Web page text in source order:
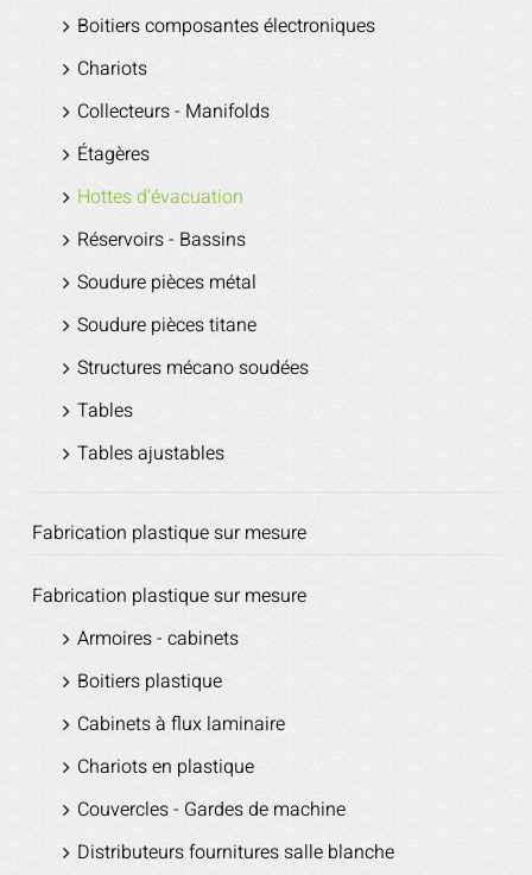
Boitiers composantes électroniques
Chariots
Collecteurs - Manifolds
Étagères
Hottes d'évacuation
Réservoirs - Bassins
Soudure pièces métal
Soudure pièces titane
Structures mécano soudées
Tables
Tables ajustables
Fabrication plastique sur mesure
Fabrication plastique sur mesure
Armoires - cabinets
Boitiers plastique
Cabinets à flux laminaire
Chariots en plastique
Couvercles - Gardes de machine
Distributeurs fournitures salle blanche